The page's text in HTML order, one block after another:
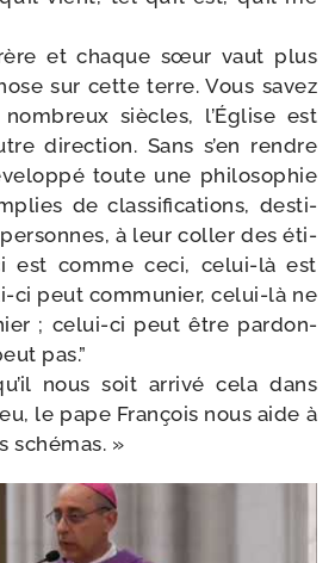
et chaque sœur vaut plus
sur cette terre. Vous savez
siècles, l’Église est
direc­tion. Sans s’en rendre
toute une phi­lo­so­phie
de clas­si­fi­ca­tions, des­ti­
à leur col­ler des éti­
est comme ceci, celui-​là est
​ci peut com­mu­nier, celui-​là ne
; celui-​ci peut être par­don­
pas.”
nous soit arri­vé cela dans
le pape François nous aide à
schémas. »